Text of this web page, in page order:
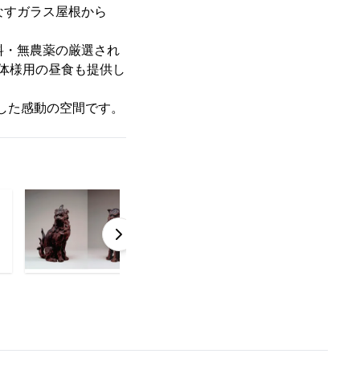
ガラス屋根から
無農薬の厳選され
様用の昼食も提供し
感動の空間です。